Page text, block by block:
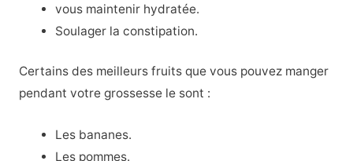
vous maintenir hydratée.
Soulager la constipation.
Certains des meilleurs fruits que vous pouvez manger
pendant votre grossesse le sont :
Les bananes.
Les pommes.